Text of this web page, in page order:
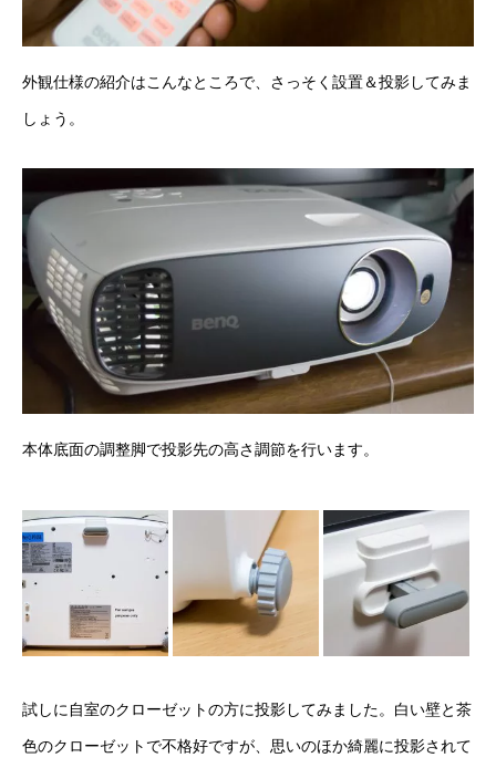
外観仕様の紹介はこんなところで、さっそく設置＆投影してみま
しょう。
本体底面の調整脚で投影先の高さ調節を行います。
試しに自室のクローゼットの方に投影してみました。白い壁と茶
色のクローゼットで不格好ですが、思いのほか綺麗に投影されて